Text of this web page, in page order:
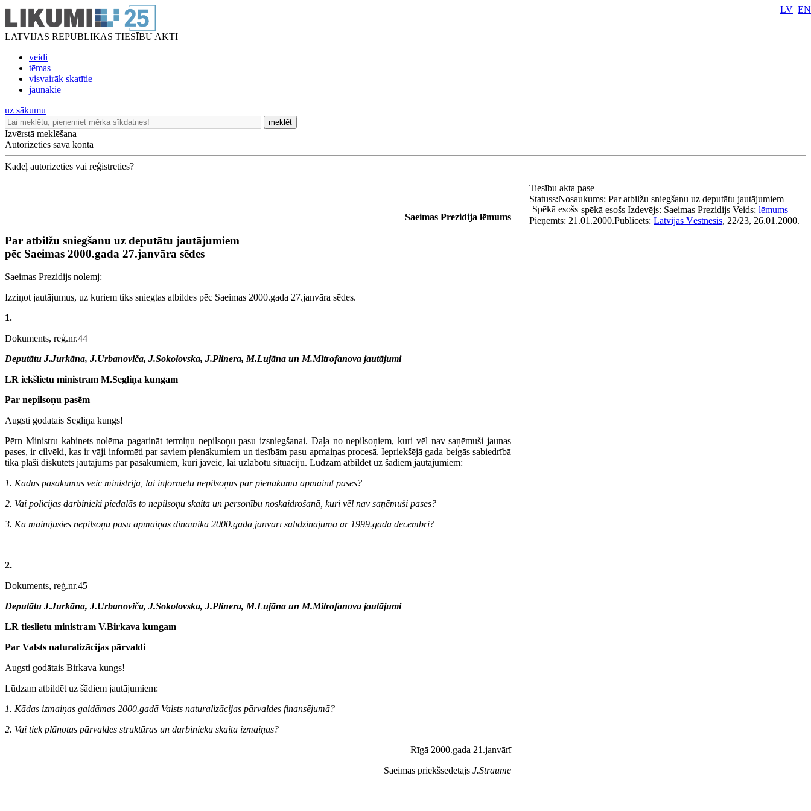
LATVIJAS REPUBLIKAS TIESĪBU AKTI
veidi
tēmas
visvairāk skatītie
jaunākie
LV EN
uz sākumu
meklēt
Izvērstā meklēšana
Autorizēties savā kontā
Kādēļ autorizēties vai reģistrēties?
Saeimas Prezidija lēmums
Par atbilžu sniegšanu uz deputātu jautājumiem
pēc Saeimas 2000.gada 27.janvāra sēdes
Saeimas Prezidijs nolemj:
Izziņot jautājumus, uz kuriem tiks sniegtas atbildes pēc Saeimas 2000.gada 27.janvāra sēdes.
1.
Dokuments, reģ.nr.44
Deputātu J.Jurkāna, J.Urbanoviča, J.Sokolovska, J.Plinera, M.Lujāna un M.Mitrofanova jautājumi
LR iekšlietu ministram M.Segliņa kungam
Par nepilsoņu pasēm
Augsti godātais Segliņa kungs!
Pērn Ministru kabinets nolēma pagarināt termiņu nepilsoņu pasu izsniegšanai. Daļa no nepilsoņiem, kuri vēl nav saņēmuši jaunas
pases, ir cilvēki, kas ir vāji informēti par saviem pienākumiem un tiesībām pasu apmaiņas procesā. Iepriekšējā gada beigās sabiedrībā
tika plaši diskutēts jautājums par pasākumiem, kuri jāveic, lai uzlabotu situāciju. Lūdzam atbildēt uz šādiem jautājumiem:
1. Kādus pasākumus veic ministrija, lai informētu nepilsoņus par pienākumu apmainīt pases?
2. Vai policijas darbinieki piedalās to nepilsoņu skaita un personību noskaidrošanā, kuri vēl nav saņēmuši pases?
3. Kā mainījusies nepilsoņu pasu apmaiņas dinamika 2000.gada janvārī salīdzinājumā ar 1999.gada decembri?
2.
Dokuments, reģ.nr.45
Deputātu J.Jurkāna, J.Urbanoviča, J.Sokolovska, J.Plinera, M.Lujāna un M.Mitrofanova jautājumi
LR tieslietu ministram V.Birkava kungam
Par Valsts naturalizācijas pārvaldi
Augsti godātais Birkava kungs!
Lūdzam atbildēt uz šādiem jautājumiem:
1. Kādas izmaiņas gaidāmas 2000.gadā Valsts naturalizācijas pārvaldes finansējumā?
2. Vai tiek plānotas pārvaldes struktūras un darbinieku skaita izmaiņas?
Rīgā 2000.gada 21.janvārī
Saeimas priekšsēdētājs J.Straume
Tiesību akta pase
Nosaukums: Par atbilžu sniegšanu uz deputātu jautājumiem
Statuss:
Spēkā esošs spēkā esošs Izdevējs: Saeimas Prezidijs Veids: lēmums
Pieņemts: 21.01.2000.Publicēts: Latvijas Vēstnesis, 22/23, 26.01.2000.